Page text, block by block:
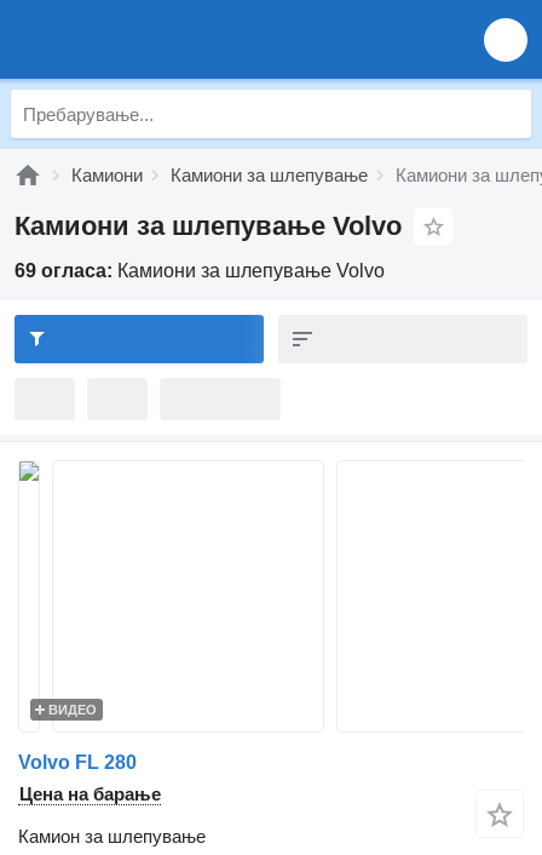
Камиони Камиони за шлепување Камиони за
Камиони за шлепување Volvo
69 огласа: Камиони за шлепување Volvo
ВИДЕО
Volvo FL 280
Цена на барање
Камион за шлепување